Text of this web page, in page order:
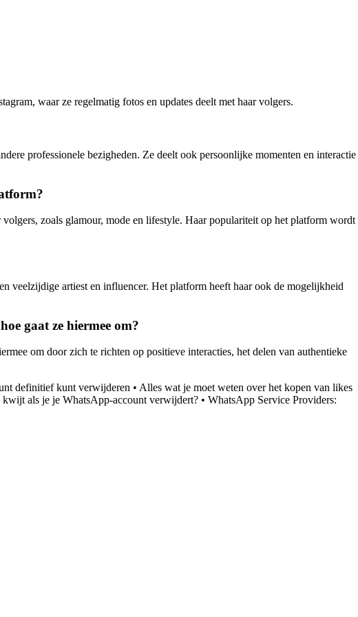
waar ze regelmatig fotos en updates deelt met haar volgers.
professionele bezigheden. Ze deelt ook persoonlijke momenten en interactie
zoals glamour, mode en lifestyle. Haar populariteit op het platform wordt
veelzijdige artiest en influencer. Het platform heeft haar ook de mogelijkheid
gaat ze hiermee om?
om door zich te richten op positieve interacties, het delen van authentieke
definitief kunt verwijderen • Alles wat je moet weten over het kopen van likes
als je je WhatsApp-account verwijdert? • WhatsApp Service Providers: